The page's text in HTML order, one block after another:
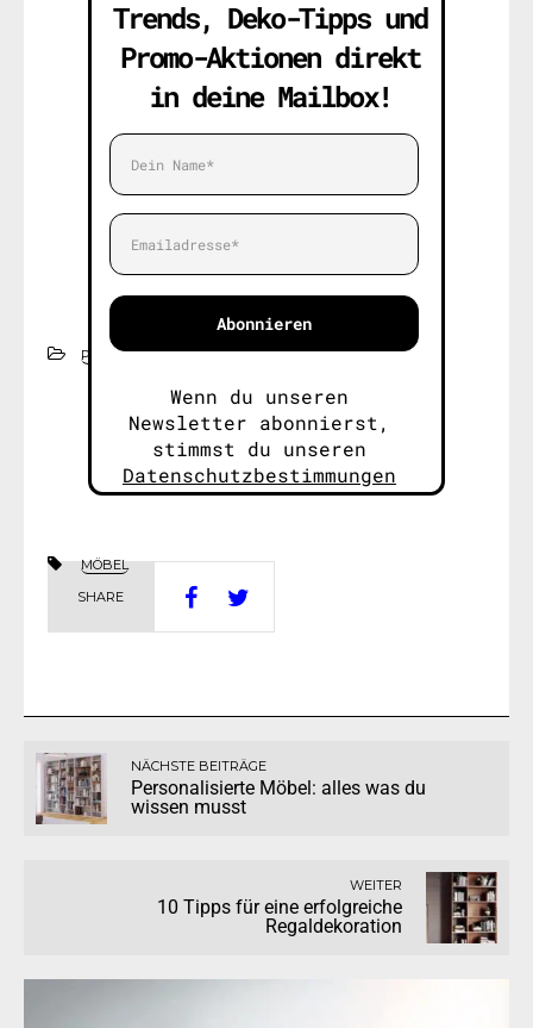
Trends, Deko-Tipps und
Promo-Aktionen direkt
in deine Mailbox!
Abonnieren
Wenn du unseren
Newsletter abonnierst,
stimmst du unseren
Datenschutzbestimmungen
zu.
SHARE
PRODUKTBERATUNG
MÖBEL
NÄCHSTE BEITRÄGE
Personalisierte Möbel: alles was du
wissen musst
WEITER
10 Tipps für eine erfolgreiche
Regaldekoration